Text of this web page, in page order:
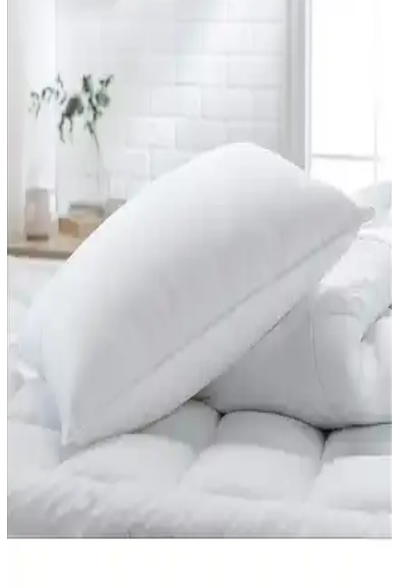
Nesco ve Teksnil Home Boncuk Silikon Yastık
Karşılaştırması: Özellikler ve Kullanıcı Yorumları
Nesco ve Teksnil Home boncuk silikon yastıklarını detaylı
karşılaştırıyoruz. Her iki ürünün özellikleri, kullanıcı yorumları ve
Duvetta Kapitone Yün Boncuk Yastık: Doğal ve
Sağlıklı Uyku İçin Yüksek Kalite Seçenek
Doğal malzemelerle tasarlanmış Duvetta yün boncuk yastık,
ayarlanabilir yüksekliği ve sağlık sertifikasıyla konfor ve güven
Altın Pamuk Kırlent İç Yastığı: Şıklık ve Konfor
Sunan Modern Ev Dekorasyonu Ürünü
Yüksek kaliteli malzemelerle üretilen, makinede yıkanabilir ve
dayanıklı Altın Pamuk Kırlent İç Yastığı, estetik ve fonksiyonelliği
bir arada sunar. Konfor ve şıklığı evinize taşıyan ideal çözüm.
Evren Ev Tekstil Boncuk Silikon Elyaf: Çok Amaçlı
Evren Ev Tekstil Boncuk Silikon Elyaf, antibakteriyel, hafif ve
makinede yıkanabilir özellikleriyle çok çeşitli projelerde tercih edilen
kaliteli dolgu malzemesidir.